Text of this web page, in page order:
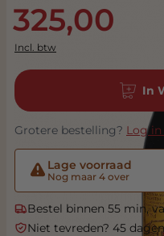
325,00
Incl. btw
In
Grotere bestelling? Log
Lage voorraad
Nog maar 4 over
Bestel binnen 55 min,
Niet tevreden? 45